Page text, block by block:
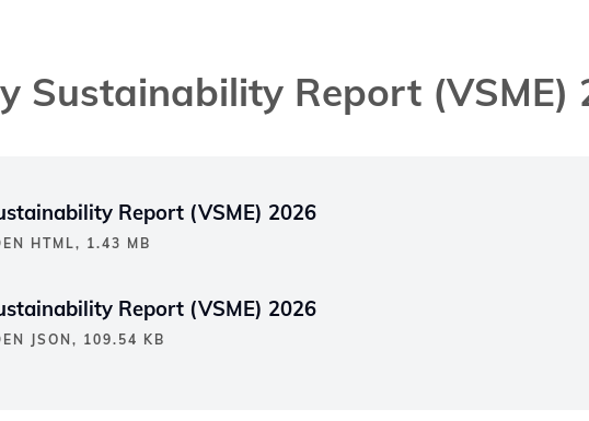
Sustainability Report (VSME)
Report (VSME) 2026
HTML, 1.43 MB
Report (VSME) 2026
JSON, 109.54 KB